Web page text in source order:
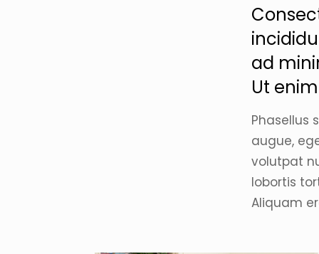
ad
Ut
Phasellus
augue,
volutpat
lobortis
Aliquam